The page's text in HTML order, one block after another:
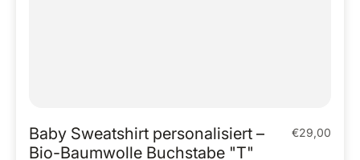
Baby Sweatshirt personalisiert –
Bio-Baumwolle Buchstabe "T"
€29,00